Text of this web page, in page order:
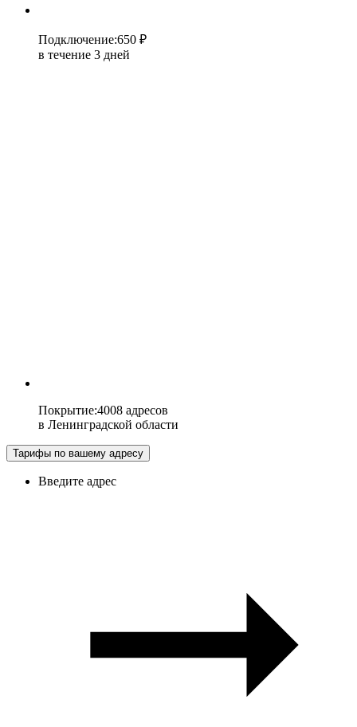
Подключение:650 ₽
в течение 3 дней
Покрытие:4008 адресов
в Ленинградской области
Тарифы по вашему адресу
Введите адрес